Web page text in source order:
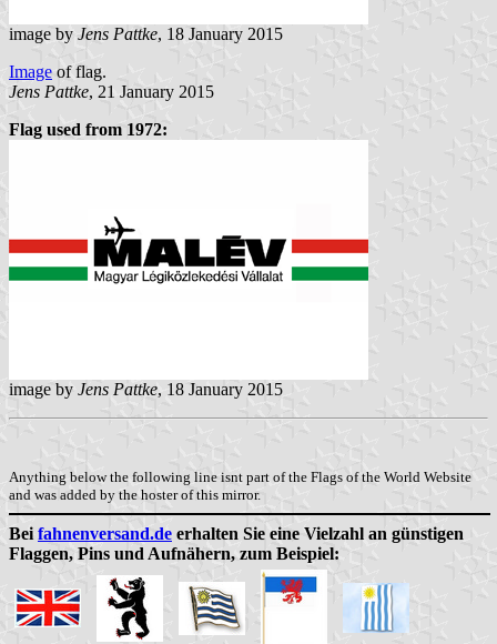
image by Jens Pattke, 18 January 2015
Image of flag.
Jens Pattke, 21 January 2015
Flag used from 1972:
image by Jens Pattke, 18 January 2015
Anything below the following line isnt part of the Flags of the World Website
and was added by the hoster of this mirror.
Bei fahnenversand.de erhalten Sie eine Vielzahl an günstigen
Flaggen, Pins und Aufnähern, zum Beispiel: